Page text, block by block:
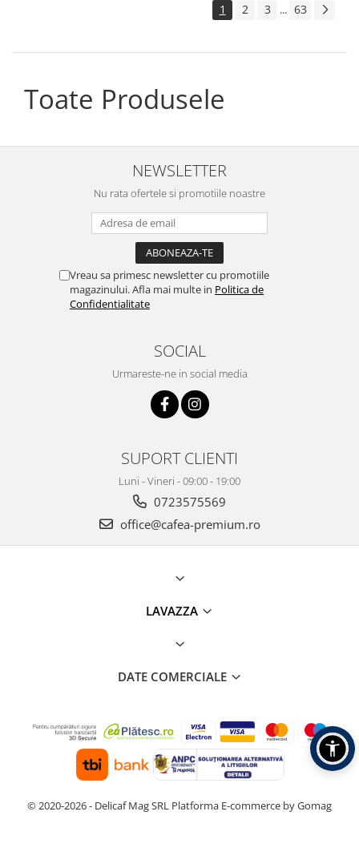
1 2 3 ... 63
Toate Produsele
NEWSLETTER
Nu rata ofertele si promotiile noastre
Vreau sa primesc newsletter cu promotiile
magazinului. Afla mai multe in Politica de
Confidentialitate
SOCIAL
Urmareste-ne in social media
SUPORT CLIENTI
Luni - Vineri - 09:00 - 19:00
0723575569
office@cafea-premium.ro
LAVAZZA
DATE COMERCIALE
© 2020-2026 - Delicaf Mag SRL Platforma E-commerce by Gomag